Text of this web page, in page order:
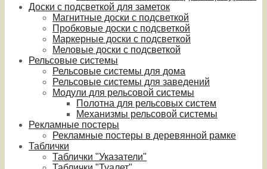
Доски с подсветкой для заметок
Магнитные доски с подсветкой
Пробковые доски с подсветкой
Маркерные доски с подсветкой
Меловые доски с подсветкой
Рельсовые системы
Рельсовые системы для дома
Рельсовые системы для заведений
Модули для рельсовой системы
Полотна для рельсовых систем
Механизмы рельсовой системы
Рекламные постеры
Рекламные постеры в деревянной рамке
Таблички
Таблички "Указатели"